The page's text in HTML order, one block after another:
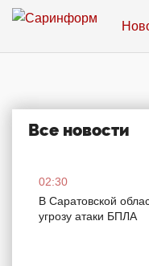
Все новости
02:30
В Саратовской
угрозу атаки БПЛА